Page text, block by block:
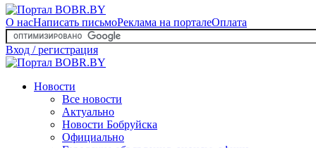
О насНаписать письмоРеклама на порталеОплата
Вход / регистрация
Новости
Все новости
Актуально
Новости Бобруйска
Официально